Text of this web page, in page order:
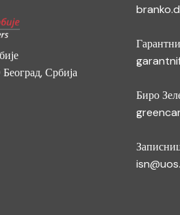
Србија
Биро